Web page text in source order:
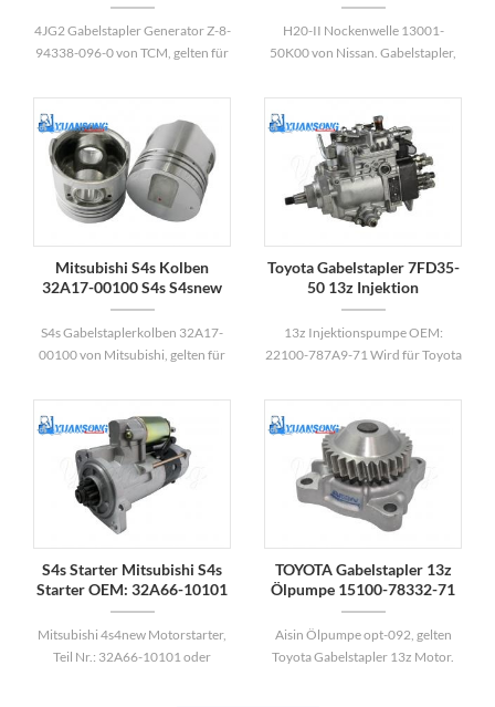
Isuzu TCM 4JG2 Generator
4JG2 Gabelstapler Generator Z-8-
94338-096-0 von TCM, gelten für
Willkommen, um unsere Verkäufe
für weitere Informationen zu
kontaktieren.
Motor
H20-II Nockenwelle 13001-
50K00 von Nissan. Gabelstapler,
Gabelstapler Motor.
Mitsubishi S4s Kolben
32A17-00100 S4s S4snew
S6s S6SNEW Kolben
S4s Gabelstaplerkolben 32A17-
00100 von Mitsubishi, gelten für
Mitsubishi Gabelstapler Motor .
Toyota Gabelstapler 7FD35-
50 13z Injektion
Pump22100-787A9-71
13z Injektionspumpe OEM:
22100-787A9-71 Wird für Toyota
50 mit dem Motor 13z.
S4s Starter Mitsubishi S4s
Starter OEM: 32A66-10101
/ 32A66-10100
Mitsubishi 4s4new Motorstarter,
Teil Nr.: 32A66-10101 oder
TOYOTA Gabelstapler 13z
Ölpumpe 15100-78332-71
Aisin Ölpumpe Opt-092
Aisin Ölpumpe opt-092, gelten
Toyota Gabelstapler 13z Motor.